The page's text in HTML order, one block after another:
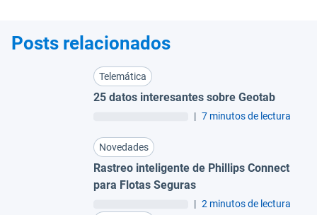
Posts relacionados
Telemática
25 datos interesantes sobre Geotab
| 7 minutos de lectura
Novedades
Rastreo inteligente de Phillips Connect
para Flotas Seguras
| 2 minutos de lectura